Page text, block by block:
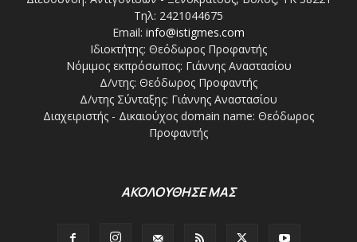
Τηλ: 2421044675
Email: info@istigmes.com
Ιδιοκτήτης: Θεόδωρος Προφαντής
Νόμιμος εκπρόσωπος: Γιάννης Αναστασίου
Δ/ντης: Θεόδωρος Προφαντής
Δ/ντης Σύνταξης: Γιάννης Αναστασίου
Διαχειριστής - Δικαιούχος domain name: Θεόδωρος
Προφαντής
ΑΚΟΛΟΥΘΗΣΕ ΜΑΣ